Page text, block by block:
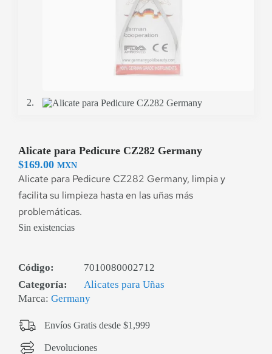
Alicate para Pedicure CZ282 Germany
$169.00 MXN
Alicate para Pedicure CZ282 Germany, limpia y
facilita su limpieza hasta en las uñas más
problemáticas.
Sin existencias
Código:
7010080002712
Categoría:
Alicates para Uñas
Marca: Germany
Envíos Gratis desde $1,999
Devoluciones